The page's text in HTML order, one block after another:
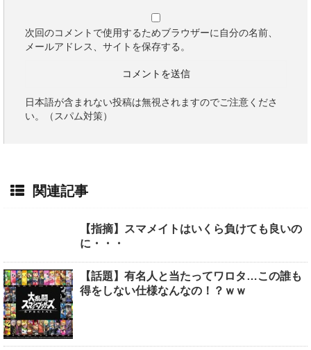
次回のコメントで使用するためブラウザーに自分の名前、
メールアドレス、サイトを保存する。
日本語が含まれない投稿は無視されますのでご注意くださ
い。（スパム対策）
関連記事
【指摘】スマメイトはいくら負けても良いの
に・・・
【話題】有名人と当たってワロタ…この誰も
得をしない仕様なんなの！？ｗｗ